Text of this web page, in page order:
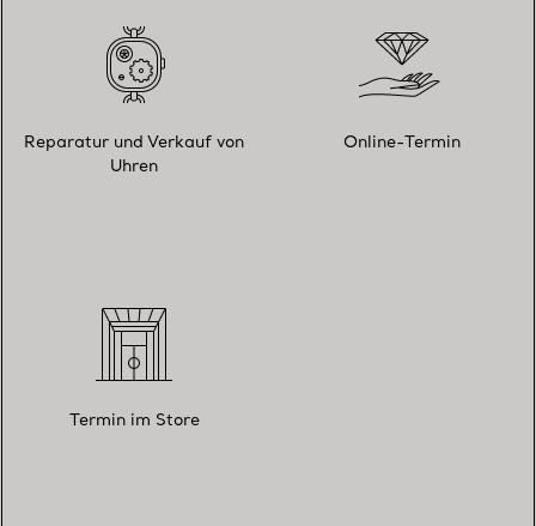
Reparatur und Verkauf von
Uhren
Online-Termin
Termin im Store